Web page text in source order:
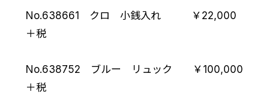
No.638661 クロ 小銭入れ ￥22,000
＋税
No.638752 ブルー リュック ￥100,000
＋税